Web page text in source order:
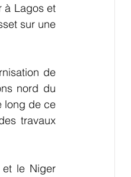
à Lagos et
sur une
de
nord du
long de ce
travaux
et le Niger